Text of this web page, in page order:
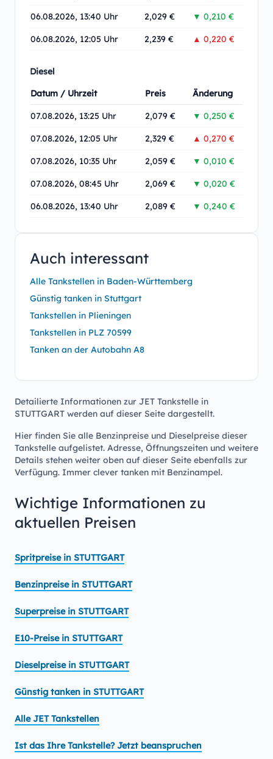
06.08.2026, 13:40 Uhr 2,029 € ▼ 0,210 €
06.08.2026, 12:05 Uhr 2,239 € ▲ 0,220 €
Diesel
Datum / Uhrzeit
Preis Änderung
07.08.2026, 13:25 Uhr 2,079 € ▼ 0,250 €
07.08.2026, 12:05 Uhr 2,329 € ▲ 0,270 €
07.08.2026, 10:35 Uhr 2,059 € ▼ 0,010 €
07.08.2026, 08:45 Uhr 2,069 € ▼ 0,020 €
06.08.2026, 13:40 Uhr 2,089 € ▼ 0,240 €
Auch interessant
Alle Tankstellen in Baden-Württemberg
Günstig tanken in Stuttgart
Tankstellen in Plieningen
Tankstellen in PLZ 70599
Tanken an der Autobahn A8
Detailierte Informationen zur JET Tankstelle in
STUTTGART werden auf dieser Seite dargestellt.
Hier finden Sie alle Benzinpreise und Dieselpreise dieser
Tankstelle aufgelistet. Adresse, Öffnungszeiten und weitere
Details stehen weiter oben auf dieser Seite ebenfalls zur
Verfügung. Immer clever tanken mit Benzinampel.
Wichtige Informationen zu
aktuellen Preisen
Spritpreise in STUTTGART
Benzinpreise in STUTTGART
Superpreise in STUTTGART
E10-Preise in STUTTGART
Dieselpreise in STUTTGART
Günstig tanken in STUTTGART
Alle JET Tankstellen
Ist das Ihre Tankstelle? Jetzt beanspruchen